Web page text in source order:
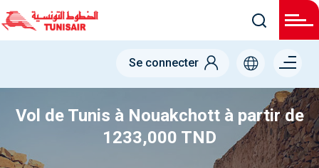
Se connecter
Menu
Vol de Tunis à Nouakchott à partir de
1233,000 TND